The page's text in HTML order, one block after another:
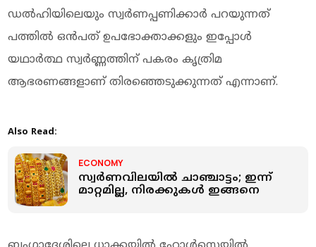
ഡല്‍ഹിയിലെയും സ്വര്‍ണപ്പണിക്കാര്‍ പറയുന്നത്
പത്തില്‍ ഒന്‍പത് ഉപഭോക്താക്കളും ഇപ്പോള്‍
യഥാര്‍ത്ഥ സ്വര്‍ണ്ണത്തിന് പകരം കൃത്രിമ
ആഭരണങ്ങളാണ് തിരഞ്ഞെടുക്കുന്നത് എന്നാണ്.
Also Read:
ECONOMY
സ്വര്‍ണവിലയില്‍ ചാഞ്ചാട്ടം; ഇന്ന്
മാറ്റമില്ല, നിരക്കുകള്‍ ഇങ്ങനെ